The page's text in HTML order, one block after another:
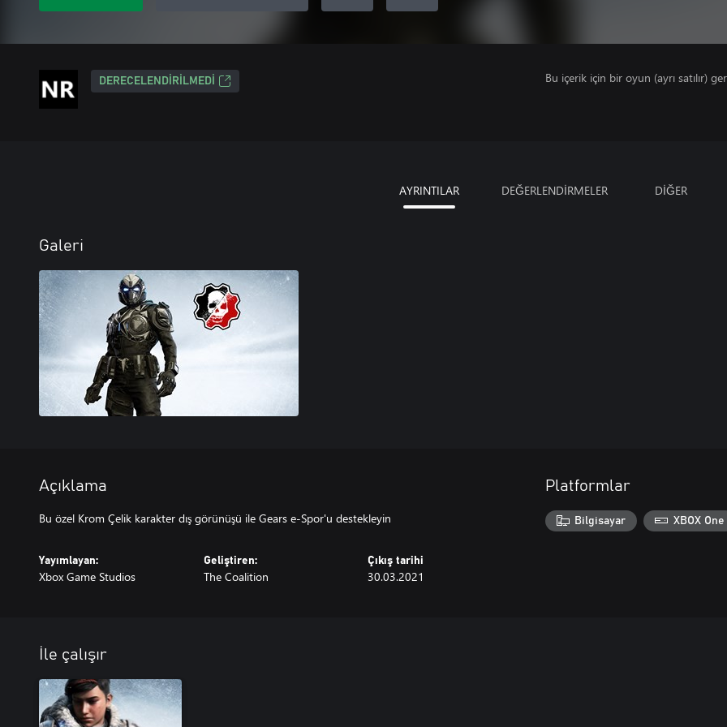
DERECELENDIRILMEDI Bu içerik için bir oyun (ayrı satılır)
AYRINTILAR DEĞERLENDİRMELER DİĞER
Galeri
Açıklama
Bu özel Krom Çelik karakter dış görünüşü ile Gears e-Spor'u destekleyin
Yayımlayan:
Xbox Game Studios
Geliştiren:
The Coalition
Çıkış tarihi
30.03.2021
Platformlar
Bilgisayar XBOX One
İle çalışır